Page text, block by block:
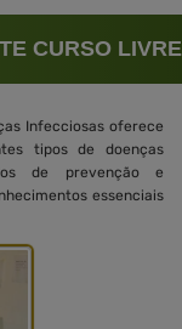
CURSO LIVRE
Infecciosas oferece
tipos de doenças
de prevenção e
essenciais